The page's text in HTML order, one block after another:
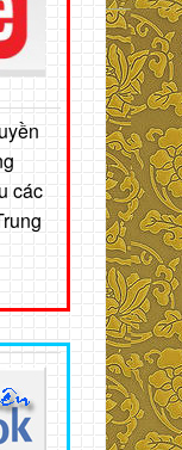
các